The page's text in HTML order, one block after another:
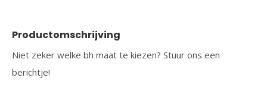
Productomschrijving
Niet zeker welke bh maat te kiezen? Stuur ons een
berichtje!